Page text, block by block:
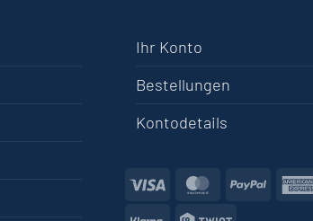
Ihr Konto
Bestellungen
Kontodetails
Visa MasterCard
PayPal